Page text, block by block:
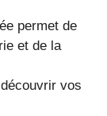
permet de
et de la
vos